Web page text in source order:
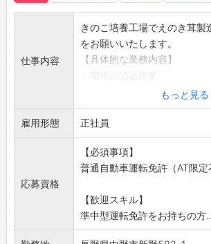
情報共有と相互理解を図って
カード」によって感謝の気持
康診断受診や有給取得の推進
して働き続けるための取組み
■仕事で苦労したこと・面白
故障して困っていたお客様か
「ありがとう」と感謝された
す。
し、納品した後にまた返って
した。
2度目は無事納品できてほっ
仕事内容
きのこ培養工場でえのき茸製
をお願いいたします。
【具体的な業務内容】
・培養器へ種菌を接種
・接種した種菌を取り除き、
ろえる作業
・4ｔ車での配送作業（配送
野、豊野、若穂）
・ミニトマトなどの栽培管理
験の方でも作業可能です。
【おすすめポイント】
・時間外ほぼ無くプライベー
もっと見る
雇用形態 正社員
応募資格
【必須事項】
普通自動車運転免許（AT限定
【歓迎スキル】
準中型運転免許をお持ちの方